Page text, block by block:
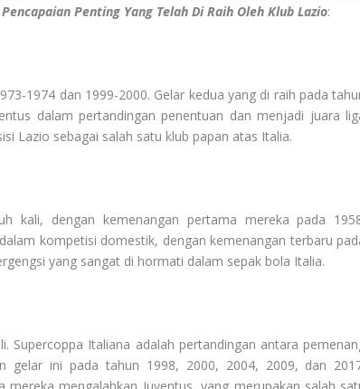
Pencapaian Penting Yang Telah DiRaih Oleh KlubLazio:
1974 dan 1999-2000. Gelar kedua yang di raih pada
dalam pertandingan penentuan dan menjadi juara
Lazio sebagai salah satu klub papan atas Italia.
kali, dengan kemenangan pertama mereka pada
kompetisi domestik, dengan kemenangan terbaru
yang sangat di hormati dalam sepak bola Italia.
Supercoppa Italiana adalah pertandingan antara
gelar ini pada tahun 1998, 2000, 2004, 2009, dan